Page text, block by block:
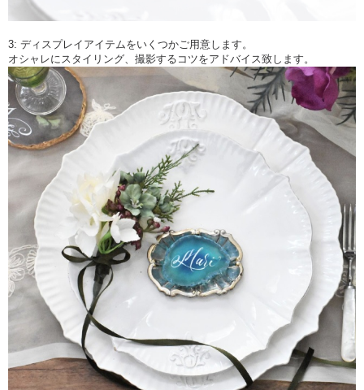
3: ディスプレイアイテムをいくつかご用意します。
オシャレにスタイリング、撮影するコツをアドバイス致します。